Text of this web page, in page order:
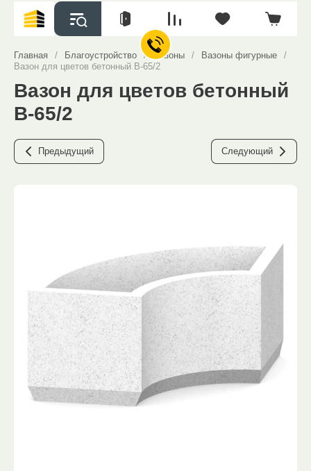
Главная / Благоустройство / Вазоны / Вазоны фигурные
/
Вазон для цветов бетонный В-65/2
Вазон для цветов бетонный
В-65/2
Предыдущий Следующий